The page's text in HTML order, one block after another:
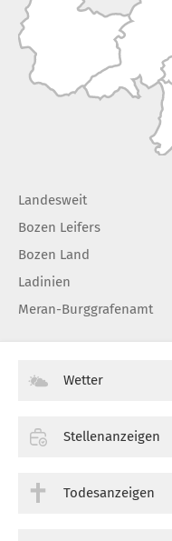
Landesweit
Bozen Leifers
Bozen Land
Ladinien
Meran-Burggrafenamt
Wetter
Stellenanzeigen
Todesanzeigen